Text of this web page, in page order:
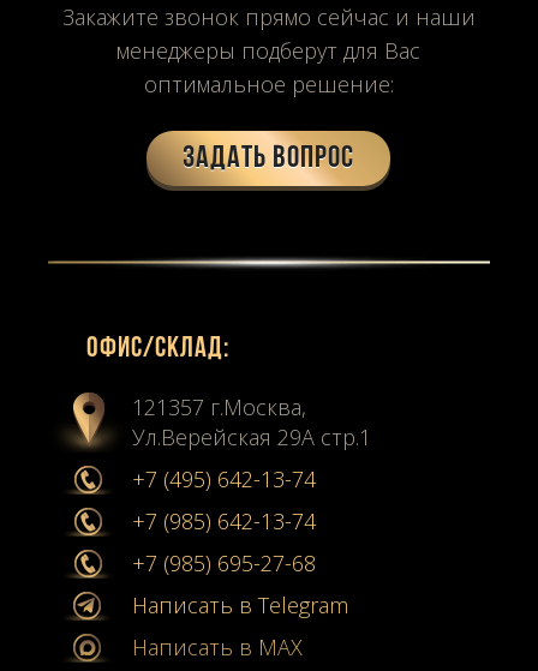
Закажите звонок прямо сейчас и наши
менеджеры подберут для Вас
оптимальное решение:
Задать вопрос
Офиc/склад:
121357 г.Москва,
Ул.Верейская 29А стр.1
+7 (495) 642-13-74
+7 (985) 642-13-74
+7 (985) 695-27-68
Написать в Telegram
Написать в MAX